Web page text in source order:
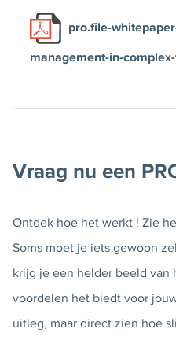
pro.file-
management-in-
Vraag nu een
Ontdek hoe het werkt ! Zie
Soms moet je iets gewoon
krijg je een helder beeld van
voordelen het biedt voor
uitleg, maar direct zien hoe